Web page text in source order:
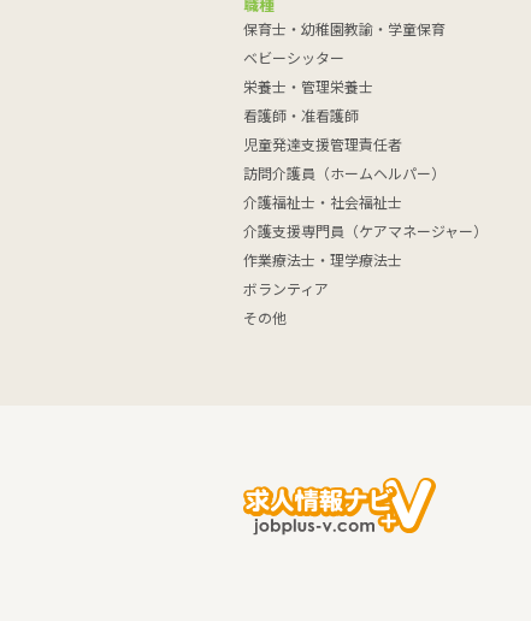
職種
保育士・幼稚園教諭・学童保育
ベビーシッター
栄養士・管理栄養士
看護師・准看護師
児童発達支援管理責任者
訪問介護員（ホームヘルパー）
介護福祉士・社会福祉士
介護支援専門員（ケアマネージャー）
作業療法士・理学療法士
ボランティア
その他